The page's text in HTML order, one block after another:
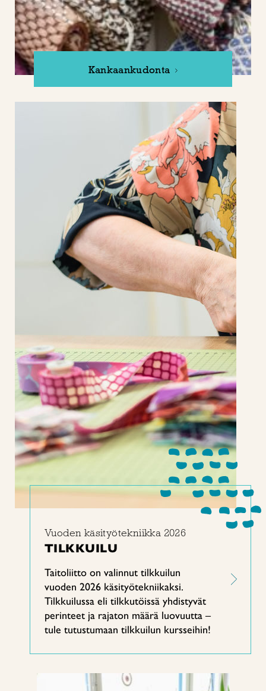
Kankaankudonta
Vuoden käsityötekniikka 2026
TILKKUILU
Taitoliitto on valinnut tilkkuilun
vuoden 2026 käsityötekniikaksi.
Tilkkuilussa eli tilkkutöissä yhdistyvät
perinteet ja rajaton määrä luovuutta –
tule tutustumaan tilkkuilun kursseihin!